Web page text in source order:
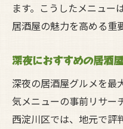
ます。こうしたメニュー
居酒屋の魅力を高める重
深夜におすすめの居酒
深夜の居酒屋グルメを最
気メニューの事前リサー
西淀川区では、地元で評